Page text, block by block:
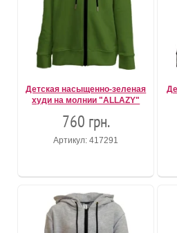
Детская насыщенно-зеленая
худи на молнии "ALLAZY"
760 грн.
Артикул: 417291